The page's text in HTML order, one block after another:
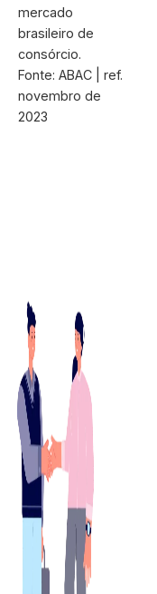
mercado
brasileiro de
consórcio.
Fonte: ABAC | ref.
novembro de
2023